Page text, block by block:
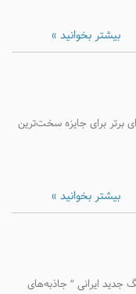
بیشتر بخوانید »
برتر برای جایزه سخت‌ترین
بیشتر بخوانید »
جدید ایرانی “ جاذبه‌های